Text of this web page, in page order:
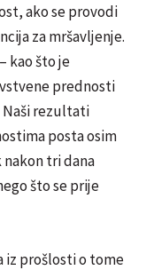
ako se provodi
za mršavljenje.
– kao što je
prednosti
Naši rezultati
posta osim
tri dana
što se prije
iz prošlosti o tome